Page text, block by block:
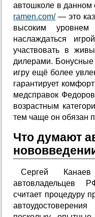
автошколе в данном
ramen.com/— это
высоким уровнем
наслаждаться
участвовать в
дилерами.
игру ещё более
гарантирует
медсправок
возрастным
тем чаще он обязан
Что думают
Сергей Канаев
считает процедуру